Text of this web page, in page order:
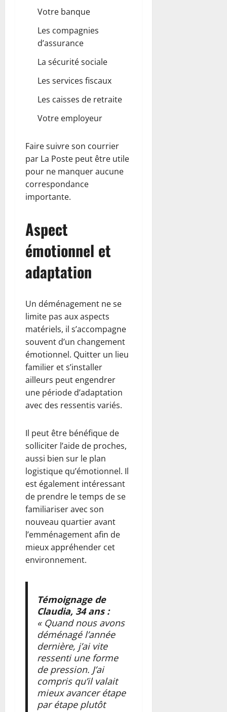
Votre banque
Les compagnies
d’assurance
La sécurité sociale
Les services fiscaux
Les caisses de retraite
Votre employeur
Faire suivre son courrier
par La Poste peut être utile
pour ne manquer aucune
correspondance
importante.
Aspect
émotionnel et
adaptation
Un déménagement ne se
limite pas aux aspects
matériels, il s’accompagne
souvent d’un changement
émotionnel. Quitter un lieu
familier et s’installer
ailleurs peut engendrer
une période d’adaptation
avec des ressentis variés.
Il peut être bénéfique de
solliciter l’aide de proches,
aussi bien sur le plan
logistique qu’émotionnel. Il
est également intéressant
de prendre le temps de se
familiariser avec son
nouveau quartier avant
l’emménagement afin de
mieux appréhender cet
environnement.
Témoignage de
Claudia, 34 ans :
« Quand nous avons
déménagé l’année
dernière, j’ai vite
ressenti une forme
de pression. J’ai
compris qu’il valait
mieux avancer étape
par étape plutôt